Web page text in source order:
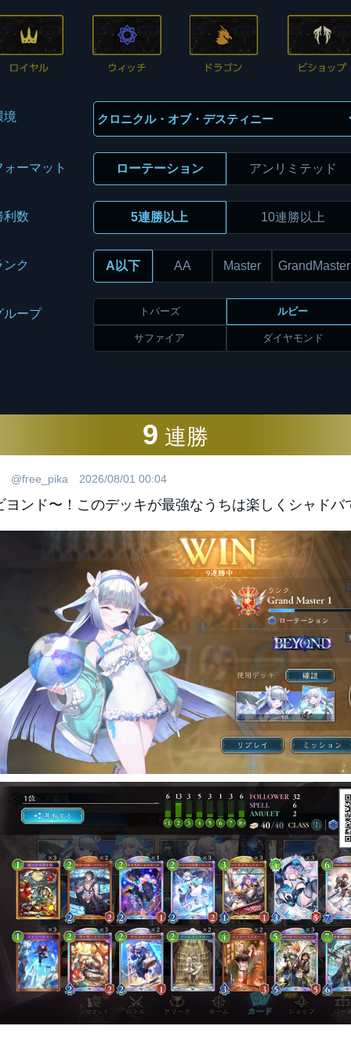
境
ォーマット ローテーション アンリミテッド
利数 5連勝以上 10連勝以上
ンク A以下 AA Master GrandMaster
ループ トパーズ ルビー
サファイア ダイヤモンド
9 連勝
@free_pika 2026/08/01 00:04
ヨンド〜！このデッキが最強なうちは楽しくシャドバ